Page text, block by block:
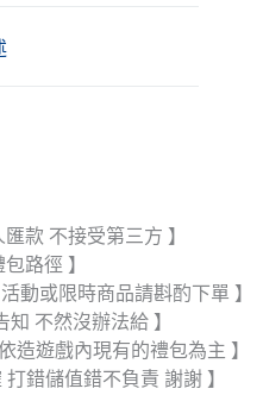
款 不接受第三方 】
路徑 】
動或限時商品請斟酌下單 】
不然沒辦法給 】
造遊戲內現有的禮包為主 】
錯儲值錯不負責 謝謝 】